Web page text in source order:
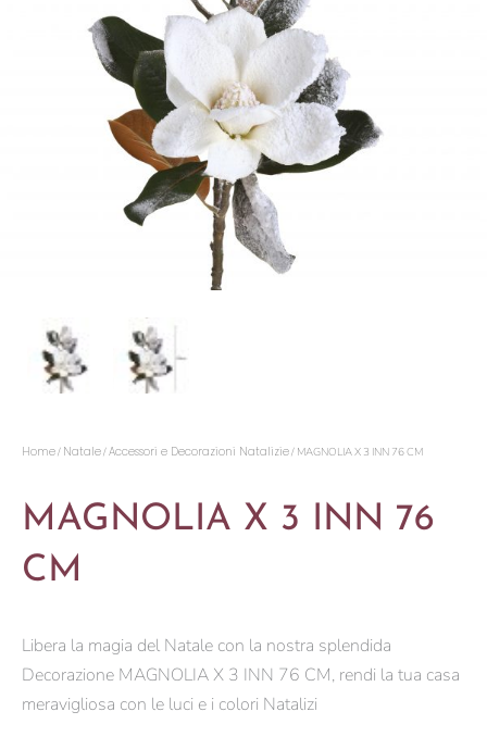
Home/ Natale/Accessori e Decorazioni Natalizie/ MAGNOLIA X 3 INN 76 CM
MAGNOLIA X 3 INN 76
CM
Libera la magia del Natale con la nostra splendida
Decorazione MAGNOLIA X 3 INN 76 CM, rendi la tua casa
meravigliosa con le luci e i colori Natalizi